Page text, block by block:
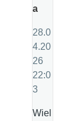
a
28.0
4.20
26
22:0
3
Wiel